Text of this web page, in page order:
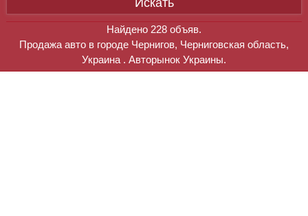
Найдено 228 объяв.
Продажа авто в городе Чернигов, Черниговская область,
Украина . Авторынок Украины.